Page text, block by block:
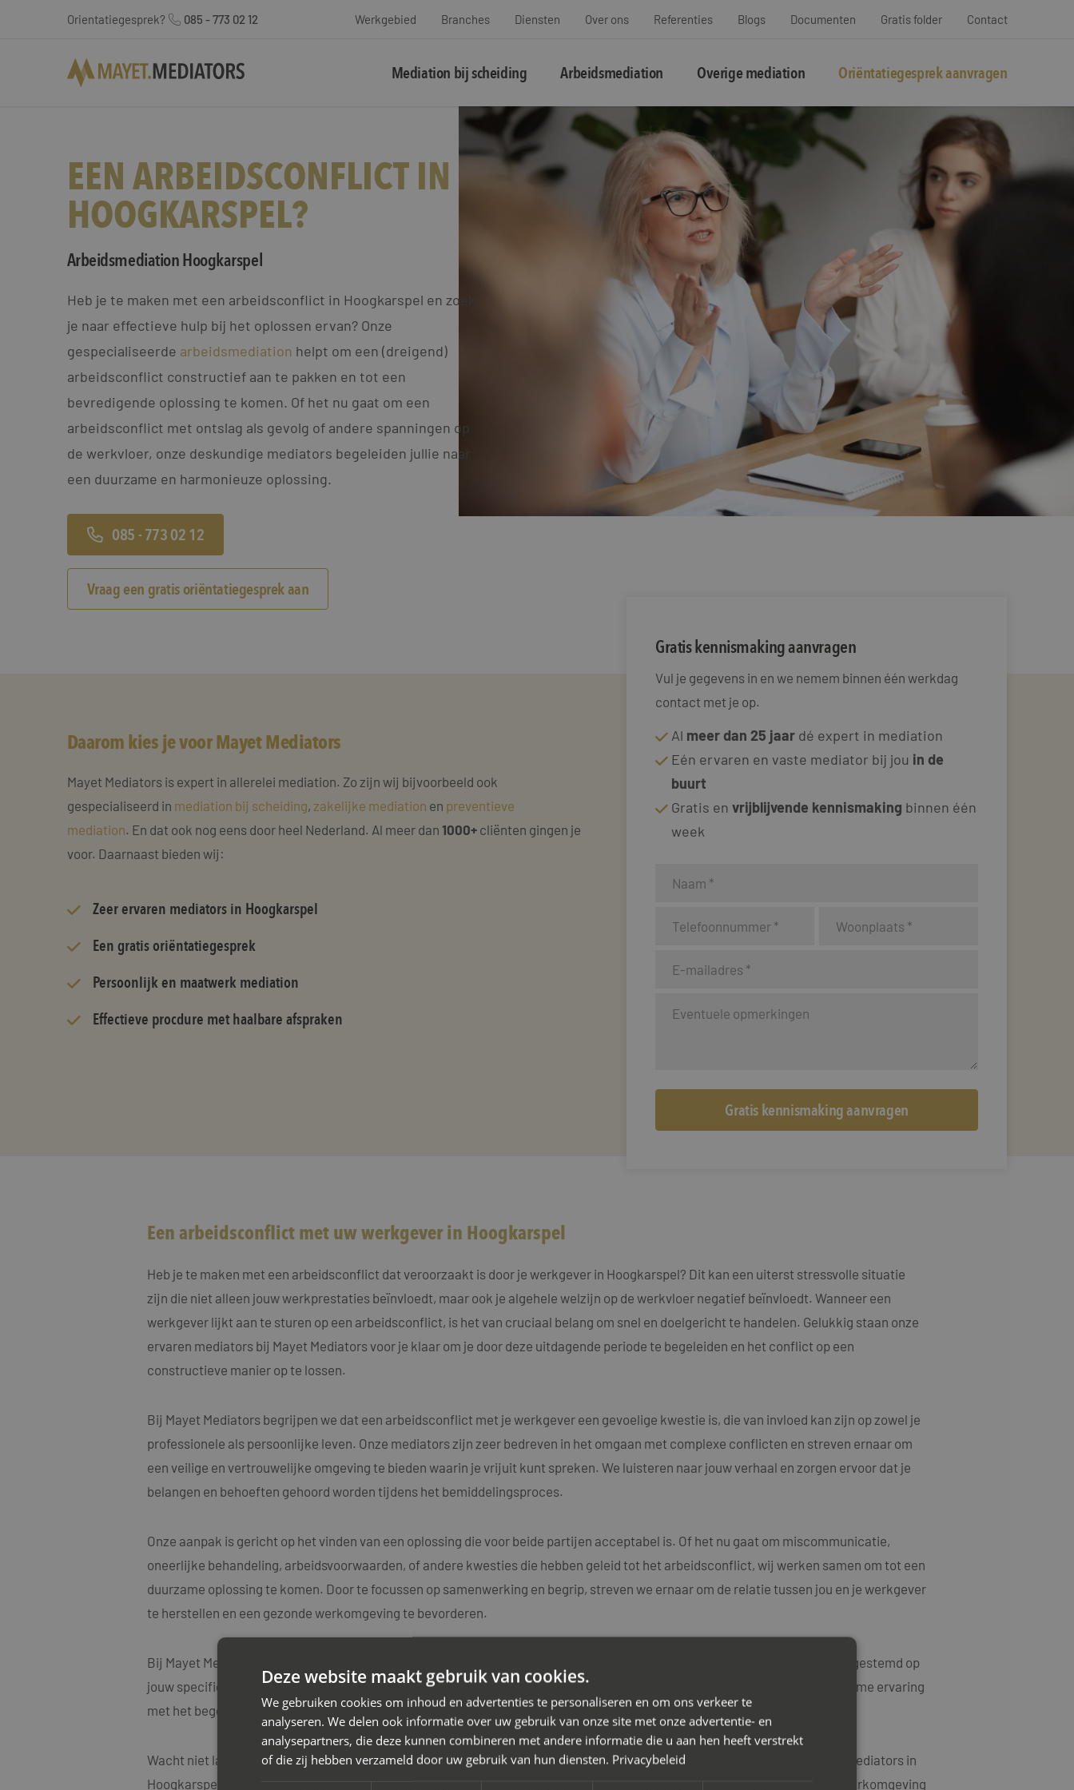
Orientatiegesprek? 085 - 773 02 12 Werkgebied Branches Diensten Over ons Referenties Blogs Documenten Gratis folder Contact
Mediation bij scheiding Arbeidsmediation Overige mediation Oriëntatiegesprek aanvragen
EEN ARBEIDSCONFLICT IN
HOOGKARSPEL?
Arbeidsmediation Hoogkarspel
Heb je te maken met een arbeidsconflict in Hoogkarspel en zoek
je naar effectieve hulp bij het oplossen ervan? Onze
gespecialiseerde arbeidsmediation helpt om een (dreigend)
arbeidsconflict constructief aan te pakken en tot een
bevredigende oplossing te komen. Of het nu gaat om een
arbeidsconflict met ontslag als gevolg of andere spanningen op
de werkvloer, onze deskundige mediators begeleiden jullie naar
een duurzame en harmonieuze oplossing.
085 - 773 02 12
Vraag een gratis oriëntatiegesprek aan
Daarom kies je voor Mayet Mediators
Mayet Mediators is expert in allerelei mediation. Zo zijn wij bijvoorbeeld ook
gespecialiseerd in mediation bij scheiding, zakelijke mediation en preventieve
mediation. En dat ook nog eens door heel Nederland. Al meer dan 1000+cliënten gingen je
voor. Daarnaast bieden wij:
Zeerervaren mediatorsin Hoogkarspel
Een gratis oriëntatiegesprek
Persoonlijk en maatwerk mediation
Effectieve procdure met haalbare afspraken
Gratis kennismaking aanvragen
Vul je gegevens in en we nemem binnen één werkdag
contact met je op.
Al meer dan 25 jaar dé expert in mediation
Eén ervaren en vaste mediator bij jou in de
buurt
Gratis envrijblijvende kennismaking binnen één
week
Een arbeidsconflict met uw werkgever in Hoogkarspel
Heb je te maken met een arbeidsconflict dat veroorzaakt is door je werkgever in Hoogkarspel? Dit kan een uiterst stressvolle situatie
zijn die niet alleen jouw werkprestaties beïnvloedt, maar ook je algehele welzijn op de werkvloer negatief beïnvloedt. Wanneer een
werkgever lijkt aan te sturen op een arbeidsconflict, is het van cruciaal belang om snel en doelgericht te handelen. Gelukkig staan onze
ervaren mediators bij Mayet Mediators voor je klaar om je door deze uitdagende periode te begeleiden en het conflict op een
constructieve manier op te lossen.
Bij Mayet Mediators begrijpen we dat een arbeidsconflict met je werkgever een gevoelige kwestie is, die van invloed kan zijn op zowel je
professionele als persoonlijke leven. Onze mediators zijn zeer bedreven in het omgaan met complexe conflicten en streven ernaar om
een veilige en vertrouwelijke omgeving te bieden waarin je vrijuit kunt spreken. We luisteren naar jouw verhaal en zorgen ervoor dat je
belangen en behoeften gehoord worden tijdens het bemiddelingsproces.
Onze aanpak is gericht op het vinden van een oplossing die voor beide partijen acceptabel is. Of het nu gaat om miscommunicatie,
oneerlijke behandeling, arbeidsvoorwaarden, of andere kwesties die hebben geleid tot het arbeidsconflict, wij werken samen om tot een
duurzame oplossing te komen. Door te focussen op samenwerking en begrip, streven we ernaar om de relatie tussen jou en je werkgever
te herstellen en een gezonde werkomgeving te bevorderen.
Bij Mayet Mediators begrijpen we ook dat elk arbeidsconflict uniek is en daarom bieden we maatwerkoplossingen die zijn afgestemd op
jouw specifieke situatie. Onze mediators beschikken over diepgaande kennis van arbeidsrechtelijke kwesties en hebben ruime ervaring
met het begeleiden van diverse arbeidsconflicten.
Wacht niet langer met het aanpakken van het arbeidsconflict met je werkgever. Neem vandaag nog contact op met Mayet Mediators in
Hoogkarspel voor een vrijblijvend adviesgesprek. Samen zetten we de eerste stap richting een positieve en harmonieuze werkomgeving
Deze website maakt gebruik van cookies.
We gebruiken cookies om inhoud en advertenties te personaliseren en om ons verkeer te
analyseren. We delen ook informatie over uw gebruik van onze site met onze advertentie- en
analysepartners, die deze kunnen combineren met andere informatie die u aan hen heeft verstrekt
of die zij hebben verzameld door uw gebruik van hun diensten. Privacybeleid